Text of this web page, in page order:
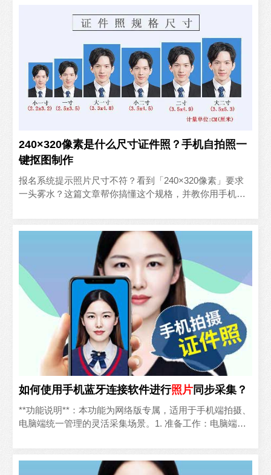
240×320像素是什么尺寸证件照？手机自拍照一
键抠图制作
报名系统提示照片尺寸不符？看到「240×320像素」要求
一头雾水？这篇文章帮你搞懂这个规格，并教你用手机一
如何使用手机蓝牙连接软件进行照片 同步采集？
**功能说明**：本功能为网络版专属，适用于手机端拍摄、
电脑端统一管理的灵活采集场景。1. 准备工作：电脑端与